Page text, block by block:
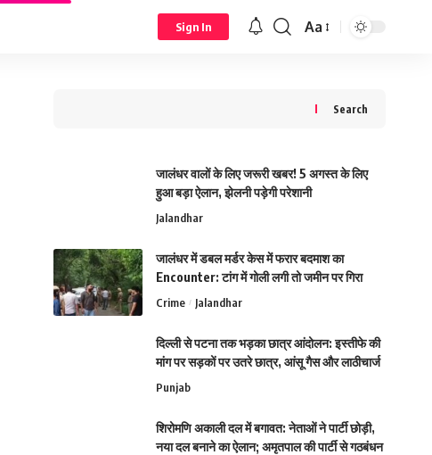
Sign In Aa
Search
जालंधर वालों के लिए जरूरी खबर! 5 अगस्त के लिए
हुआ बड़ा ऐलान, झेलनी पड़ेगी परेशानी
Jalandhar
जालंधर में डबल मर्डर केस में फरार बदमाश का
Encounter: टांग में गोली लगी तो जमीन पर गिरा
Crime Jalandhar
दिल्ली से पटना तक भड़का छात्र आंदोलन: इस्तीफे की
मांग पर सड़कों पर उतरे छात्र, आंसू गैस और लाठीचार्ज
Punjab
शिरोमणि अकाली दल में बगावत: नेताओं ने पार्टी छोड़ी,
नया दल बनाने का ऐलान; अमृतपाल की पार्टी से गठबंधन